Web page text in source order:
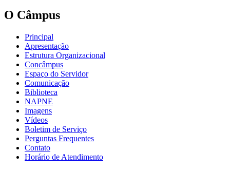
O Câmpus
Principal
Apresentação
Estrutura Organizacional
Concâmpus
Espaço do Servidor
Comunicação
Biblioteca
NAPNE
Imagens
Vídeos
Boletim de Serviço
Perguntas Frequentes
Contato
Horário de Atendimento